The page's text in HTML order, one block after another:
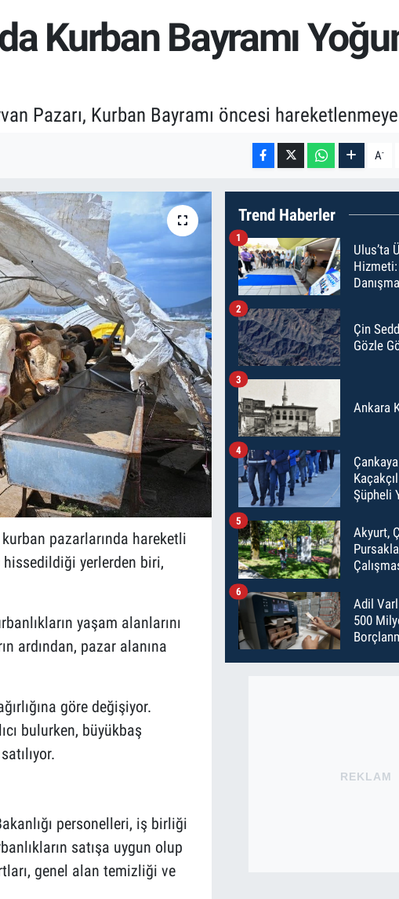
Kurban Bayramı
Pazarı, Kurban Bayramı öncesi
A-
pazarlarında hareketli
hissedildiği yerlerden biri,
yaşam alanlarını
ardından, pazar alanına
göre değişiyor.
bulurken, büyükbaş
personelleri, iş birliği
satışa uygun olup
genel alan temizliği ve
Trend Haberler
Ulus’ta
Hizmeti:
1
Çin
Gözle
2
Ankara
3
Şüpheli
4
Akyurt,
İlaçladı
5
Adil
500
6
REKLAM